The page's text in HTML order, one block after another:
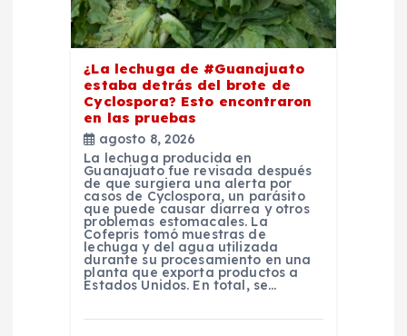
¿La lechuga de #Guanajuato
estaba detrás del brote de
Cyclospora? Esto encontraron
en las pruebas
agosto 8, 2026
La lechuga producida en
Guanajuato fue revisada después
de que surgiera una alerta por
casos de Cyclospora, un parásito
que puede causar diarrea y otros
problemas estomacales. La
Cofepris tomó muestras de
lechuga y del agua utilizada
durante su procesamiento en una
planta que exporta productos a
Estados Unidos. En total, se…